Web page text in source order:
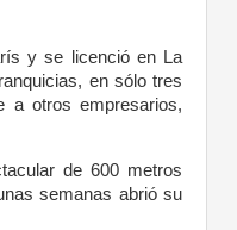
y se licenció en La
en sólo tres
a otros empresarios,
de 600 metros
semanas abrió su